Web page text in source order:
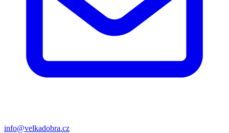
info@velkadobra.cz